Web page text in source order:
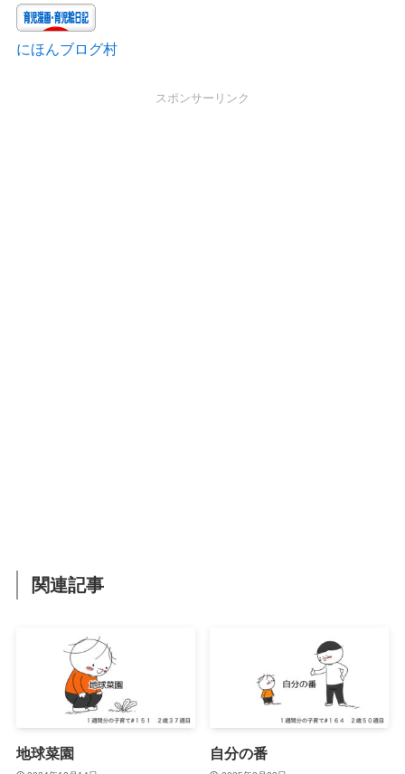
にほんブログ村
スポンサーリンク
関連記事
地球菜園 自分の番